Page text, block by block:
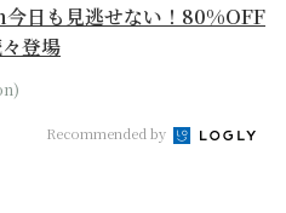
日も見逃せない！80%OFF
登場
Recommended by